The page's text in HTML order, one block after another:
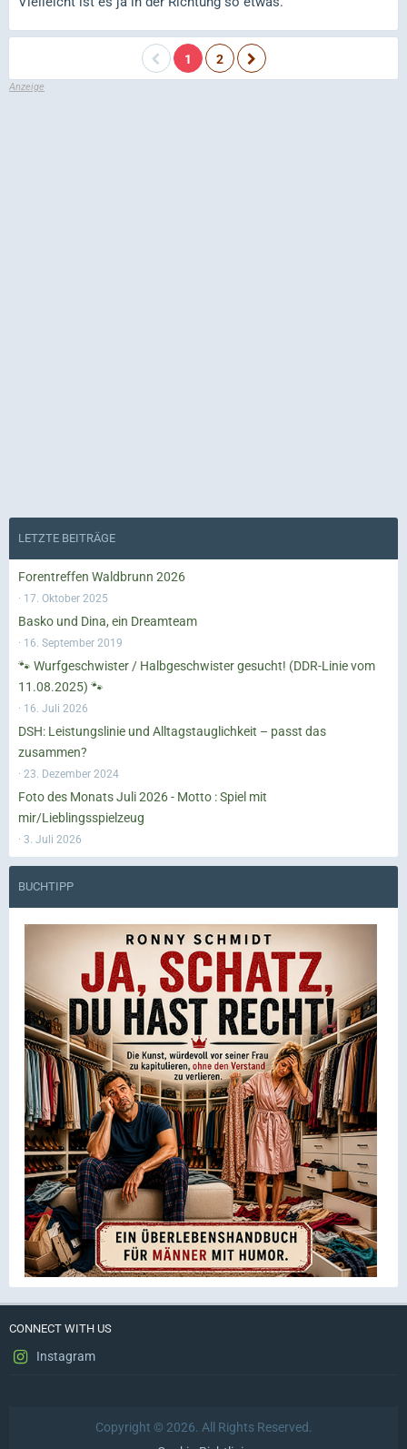
1 2
LETZTE BEITRÄGE
Forentreffen Waldbrunn 2026
17. Oktober 2025
Basko und Dina, ein Dreamteam
16. September 2019
🐾 Wurfgeschwister / Halbgeschwister gesucht! (DDR-Linie vom
11.08.2025) 🐾
16. Juli 2026
DSH: Leistungslinie und Alltagstauglichkeit – passt das
zusammen?
23. Dezember 2024
Foto des Monats Juli 2026 - Motto : Spiel mit
mir/Lieblingsspielzeug
3. Juli 2026
BUCHTIPP
CONNECT WITH US
Instagram
Copyright © 2026. All Rights Reserved.